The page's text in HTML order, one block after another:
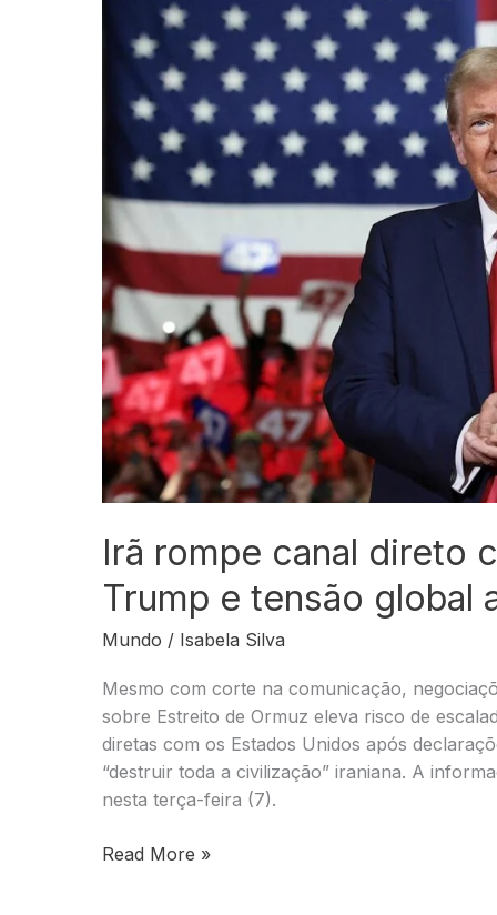
supera
choques
passado,
alerta
agência
internacional
Irã rompe canal direto
Trump e tensão global
Mundo / Isabela Silva
Mesmo com corte na comunicação,
sobre Estreito de Ormuz eleva risco de
diretas com os Estados Unidos após
“destruir toda a civilização” iraniana. A
nesta terça-feira (7).
Irã
Read More »